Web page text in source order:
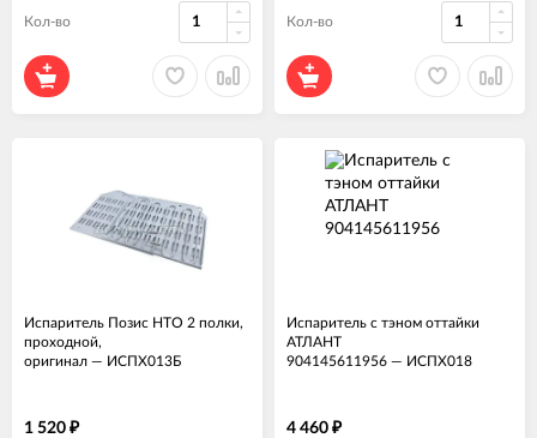
Кол-во Кол-во
Испаритель Позис НТО 2 полки,
проходной,
оригинал — ИСПХ013Б
1 520 ₽
Испаритель с тэном оттайки
АТЛАНТ
904145611956 — ИСПХ018
4 460 ₽